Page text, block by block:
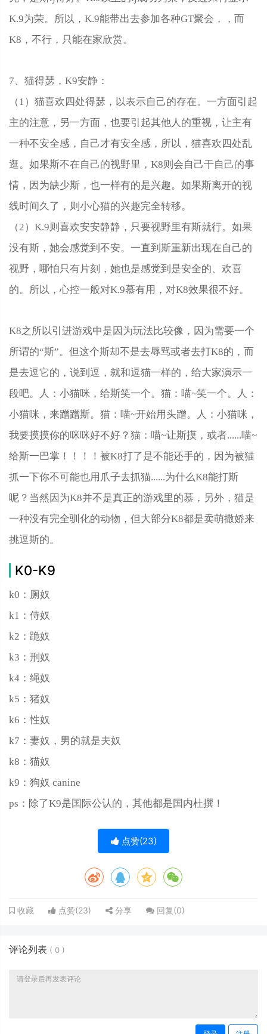
K.9为荣。所以，K.9能带出去参加各种GT聚会，，而
K8，不行，只能在家欣赏。
7、猫得瑟，K9安静：
（1）猫喜欢四处得瑟，以表示自己的存在。一方面引起
主的注意，另一方面，也要引起其他人的重视，让主有
一种不安全感，自己才有安全感，所以，猫喜欢四处乱
逛。如果斯不在自己的视野里，K8则会自己干自己的事
情，因为缺少斯，也一样有的是兴趣。如果斯离开的视
线时间久了，则小心猫的兴趣完全转移。
（2）K.9则喜欢安安静静，只要视野里有斯就行。如果
没有斯，她会感觉到不安。一直到斯重新出现在自己的
视野，哪怕只有片刻，她也是感觉到是安全的、欢喜
的。所以，心控一般对K.9慕有用，对K8效果很不好。
K8之所以引进游戏中是因为玩法比较像，因为需要一个
所谓的“斯”。但这个斯却不是去辱骂或者去打K8的，而
是去逗它的，说到逗，就和逗猫一样的，给大家演示一
段吧。人：小猫咪，给斯笑一个。猫：喵~笑一个。人：
小猫咪，来蹭蹭斯。猫：喵~开始用头蹭。人：小猫咪，
我要摸摸你的咪咪好不好？猫：喵~让斯摸，或者......喵~
给斯一巴掌！！！！被K8打了是不能还手的，因为被猫
抓一下你不可能也用爪子去抓猫......为什么K8能打斯
呢？当然因为K8并不是真正的游戏里的慕，另外，猫是
一种没有完全驯化的动物，但大部分K8都是卖萌撒娇来
挑逗斯的。
K0-K9
k0：厕奴
k1：侍奴
k2：跪奴
k3：刑奴
k4：绳奴
k5：猪奴
k6：性奴
k7：妻奴，男的就是夫奴
k‌‌‌‌‌‌‌‌‌‌8：猫奴
k9：狗奴 canine
ps：除了K9是国际公认的，其他都是国内杜撰！
点赞(23)
收藏 点赞(23) 分享 回复(0)
评论列表 ( 0 )